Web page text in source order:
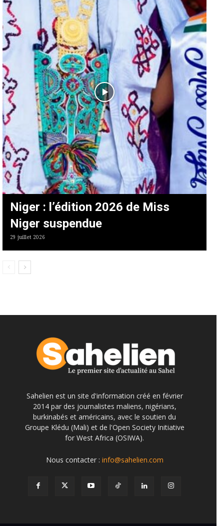
Niger : l’édition 2026 de Miss
Niger suspendue
29 juillet 2026
Sahelien est un site d'information créé en février
2014 par des journalistes maliens, nigérians,
burkinabés et américains, avec le soutien du
Groupe Klédu (Mali) et de l'Open Society Initiative
for West Africa (OSIWA).
Nous contacter : info@sahelien.com